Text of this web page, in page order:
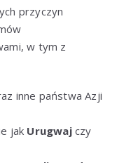
przyczyn
w tym z
inne państwa Azji
jak Urugwajczy